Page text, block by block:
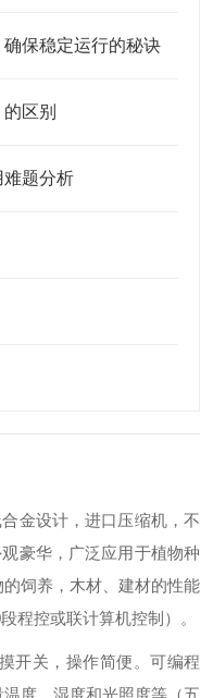
保稳定运行的秘诀
区别
难题分析
金设计，进口压缩机，不
豪华，广泛应用于植物种
饲养，木材、建材的性能
程控或联计算机控制）。
开关，操作简便。可编程
度、湿度和光照度等（五